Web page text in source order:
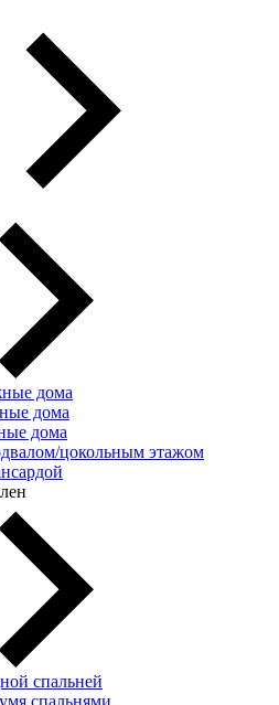
дома
дома
дома
цокольным этажом
спальней
спальнями